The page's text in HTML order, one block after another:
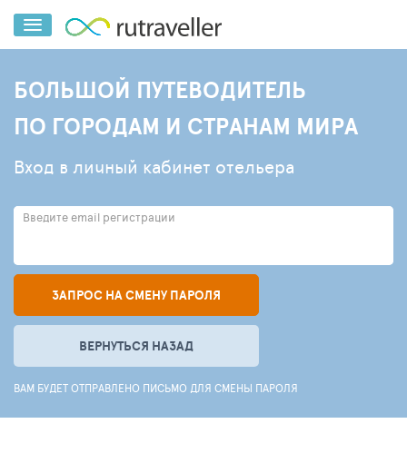
БОЛЬШОЙ ПУТЕВОДИТЕЛЬ
ПО ГОРОДАМ И СТРАНАМ МИРА
Вход в личный кабинет отельера
Введите email регистрации
ЗАПРОС НА СМЕНУ ПАРОЛЯ
ВЕРНУТЬСЯ НАЗАД
ВАМ БУДЕТ ОТПРАВЛЕНО ПИСЬМО ДЛЯ СМЕНЫ ПАРОЛЯ